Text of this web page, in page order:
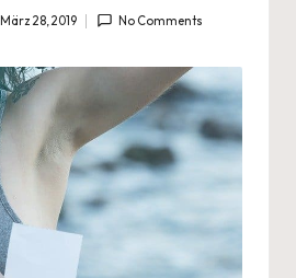
März 28, 2019 No Comments